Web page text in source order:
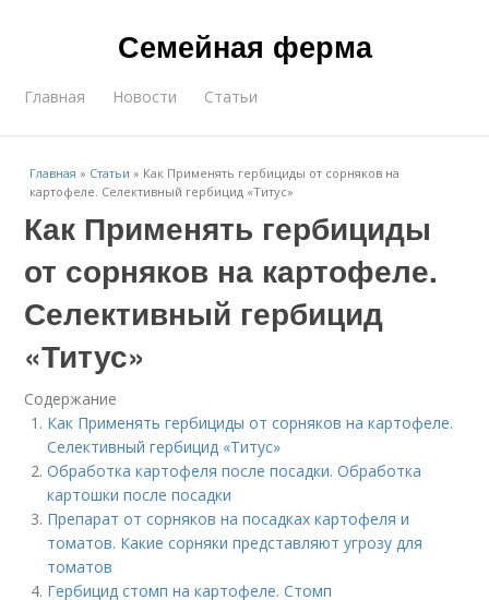
Семейная ферма
Главная Новости Статьи
Главная » Статьи » Как Применять гербициды от сорняков на
картофеле. Селективный гербицид «Титус»
Как Применять гербициды
от сорняков на картофеле.
Селективный гербицид
«Титус»
Содержание
Как Применять гербициды от сорняков на картофеле.
Селективный гербицид «Титус»
Обработка картофеля после посадки. Обработка
картошки после посадки
Препарат от сорняков на посадках картофеля и
томатов. Какие сорняки представляют угрозу для
томатов
Гербицид стомп на картофеле. Стомп